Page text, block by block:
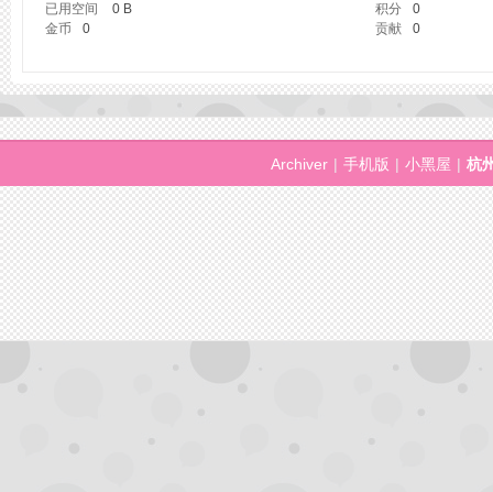
已用空间 0 B 积分
0
金币
0 贡献 0
Archiver | 手机版 | 小黑屋 | 杭